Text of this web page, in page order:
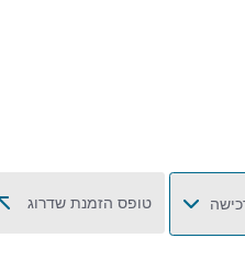
טופס הזמנת שדרוג